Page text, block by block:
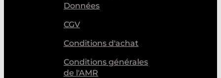
Données
CGV
Conditions d'achat
Conditions générales
de l'AMR